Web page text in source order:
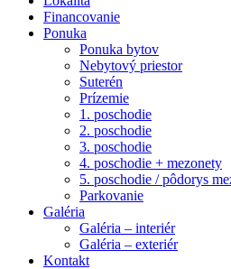
Financovanie
Ponuka
Ponuka bytov
Nebytový priestor
Suterén
Prízemie
1. poschodie
2. poschodie
3. poschodie
4. poschodie + mezonety
5. poschodie / pôdorys
Parkovanie
Galéria
Galéria – interiér
Galéria – exteriér
Kontakt